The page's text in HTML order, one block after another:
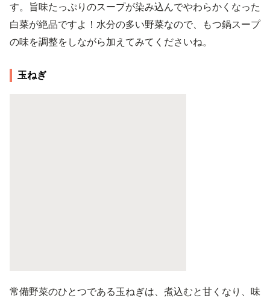
す。旨味たっぷりのスープが染み込んでやわらかくなった
白菜が絶品ですよ！水分の多い野菜なので、もつ鍋スープ
の味を調整をしながら加えてみてくださいね。
玉ねぎ
常備野菜のひとつである玉ねぎは、煮込むと甘くなり、味